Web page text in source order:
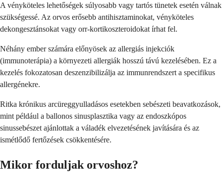
A vényköteles lehetőségek súlyosabb vagy tartós tünetek esetén válnak
szükségessé. Az orvos erősebb antihisztaminokat, vényköteles
dekongesztánsokat vagy orr-kortikoszteroidokat írhat fel.
Néhány ember számára előnyösek az allergiás injekciók
(immunoterápia) a környezeti allergiák hosszú távú kezelésében. Ez a
kezelés fokozatosan deszenzibilizálja az immunrendszert a specifikus
allergénekre.
Ritka krónikus arcüreggyulladásos esetekben sebészeti beavatkozások,
mint például a ballonos sinusplasztika vagy az endoszkópos
sinussebészet ajánlottak a váladék elvezetésének javítására és az
ismétlődő fertőzések csökkentésére.
Mikor forduljak orvoshoz?